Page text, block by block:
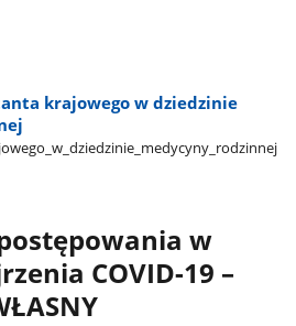
krajowego w dziedzinie
w
COVID-19 –